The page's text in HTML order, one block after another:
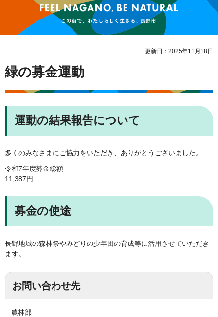
更新日：2025年11月18日
緑の募金運動
運動の結果報告について
多くのみなさまにご協力をいただき、ありがとうございました。
令和7年度募金総額
11,387円
募金の使途
長野地域の森林祭やみどりの少年団の育成等に活用させていただき
ます。
お問い合わせ先
農林部